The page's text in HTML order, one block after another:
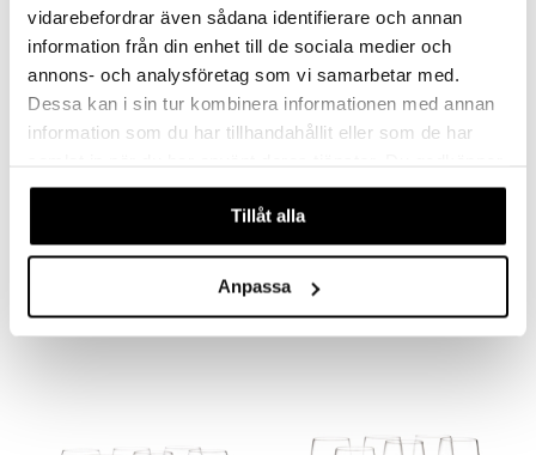
vidarebefordrar även sådana identifierare och annan
information från din enhet till de sociala medier och
annons- och analysföretag som vi samarbetar med.
Dessa kan i sin tur kombinera informationen med annan
information som du har tillhandahållit eller som de har
våra cookies vid fortsatt användande av vår webbplats.
Tillåt alla
Anpassa
Perfection Bourgogne 50 cl 6 kpl / pakkaus
79,40 €
Perfection -olutlasi 6 kpl / pakkaus
70 €